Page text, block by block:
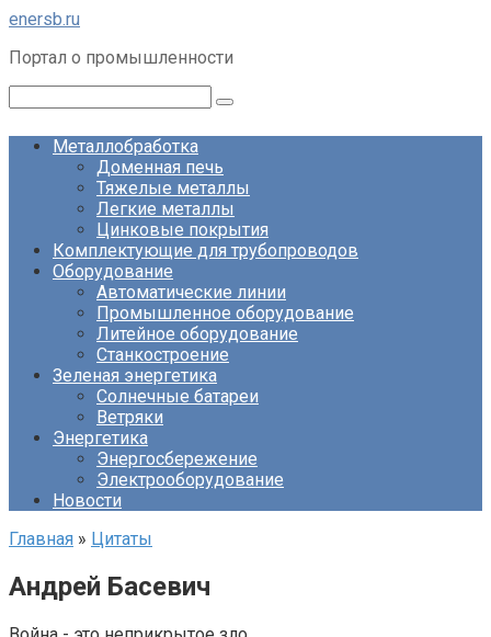
Перейти
контенту
enersb.ru
Портал о промышленности
Металлобработка
Доменная печь
Тяжелые металлы
Легкие металлы
Цинковые покрытия
Комплектующие для трубопроводов
Оборудование
Автоматические линии
Промышленное оборудование
Литейное оборудование
Станкостроение
Зеленая энергетика
Солнечные батареи
Ветряки
Энергетика
Энергосбережение
Электрооборудование
Новости
Главная » Цитаты
Андрей Басевич